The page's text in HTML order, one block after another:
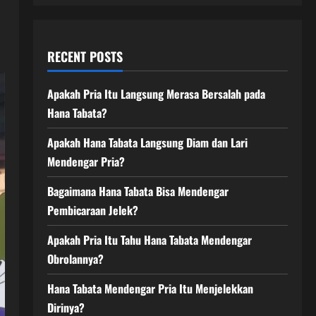
RECENT POSTS
Apakah Pria Itu Langsung Merasa Bersalah pada
Hana Tabata?
Apakah Hana Tabata Langsung Diam dan Lari
Mendengar Pria?
Bagaimana Hana Tabata Bisa Mendengar
Pembicaraan Jelek?
Apakah Pria Itu Tahu Hana Tabata Mendengar
Obrolannya?
Hana Tabata Mendengar Pria Itu Menjelekkan
Dirinya?